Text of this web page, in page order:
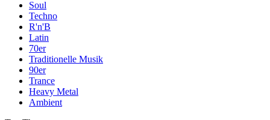
Soul
Techno
R'n'B
Latin
70er
Traditionelle Musik
90er
Trance
Heavy Metal
Ambient